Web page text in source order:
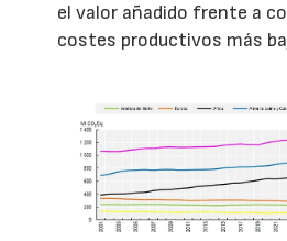
el valor añadido frente a
costes productivos más